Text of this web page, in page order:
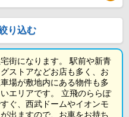
り込む
街になります。 駅前や新青
ストアなどお店も多く、お
場が敷地内にある物件も多
エリアです。 立飛のららぽ
ぐ、西武ドームやイオンモ
出ますので、お車をお持ち